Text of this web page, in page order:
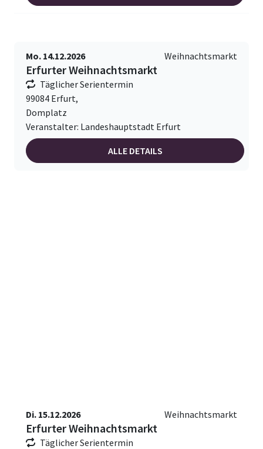
Mo. 14.12.2026 Weihnachtsmarkt
Erfurter Weihnachtsmarkt
Täglicher Serientermin
99084 Erfurt,
Domplatz
Veranstalter: Landeshauptstadt Erfurt
ALLE DETAILS
Di. 15.12.2026 Weihnachtsmarkt
Erfurter Weihnachtsmarkt
Täglicher Serientermin